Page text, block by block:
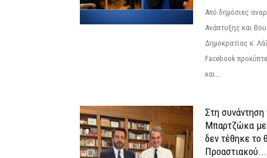
Από δημόσιες
Ανάπτυξης και
Δημοκρατίας κ.
Facebook
και...
Στη
Μπαρτζώκα
δεν τέθηκε το
Προαστιακού...